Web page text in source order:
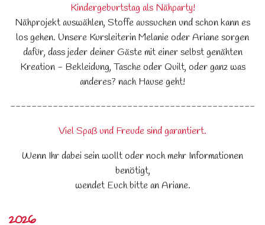
Kindergeburtstag als Nähparty!
Nähprojekt auswählen, Stoffe aussuchen und schon kann es
los gehen. Unsere Kursleiterin Melanie oder Ariane sorgen
dafür, dass jeder deiner Gäste mit einer selbst genähten
Kreation - Bekleidung, Tasche oder Quilt, oder ganz was
anderes? nach Hause geht!
----------------------------------------------
Viel Spaß und Freude sind garantiert.
Wenn Ihr dabei sein wollt oder noch mehr Informationen
benötigt,
wendet Euch bitte an Ariane.
2026